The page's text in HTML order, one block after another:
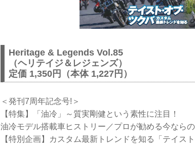
Heritage & Legends Vol.85
（ヘリテイジ＆レジェンズ）
定価 1,350円（本体 1,227円）
＜発刊7周年記念号!＞
【特集】「油冷」～質実剛健という素性に注目！
油冷モデル搭載車ヒストリー／プロが勧める今なら
【特別企画】カスタム最新トレンドを知る「テイス